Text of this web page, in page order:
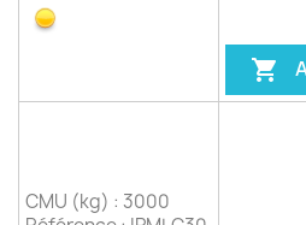

CMU (kg) : 3000